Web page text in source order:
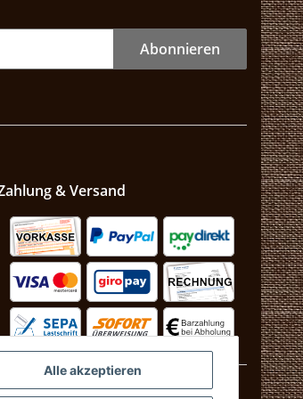
Abonnieren
& Versand
Alle akzeptieren